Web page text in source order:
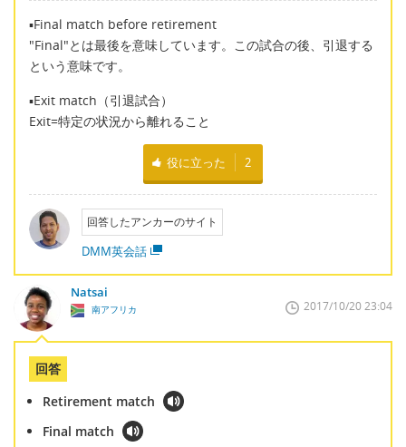
▪Final match before retirement
"Final"とは最後を意味しています。この試合の後、引退する
という意味です。
▪Exit match（引退試合）
Exit=特定の状況から離れること
役に立った 2
回答したアンカーのサイト
DMM英会話
Natsai
南アフリカ 2017/10/20 23:04
回答
Retirement match
Final match